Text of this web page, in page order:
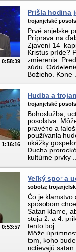
0:58:09
Prišla hodina
trojanjelské
Prvé anjelske
Príprava na
Zjavení 14.
Kristus príde?
zmierenia.
súdu.
Božieho. Kone
1:16:16
Hudba a
trojanjelské
Bohoslužba,
posolstva.
pravého a
používania
ukážky
Ducha
kultúrne prvky
0:53:57
Veľký spor a
sobota;
Čo je klamstvo
spôsobom
Satan klame,
stoja 2. a 4.
tento boj.
Môže
tom, koho
uctievajú satan